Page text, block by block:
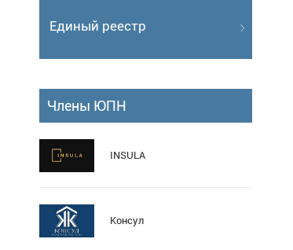
Единый реестр
Члены ЮПН
INSULA
Консул